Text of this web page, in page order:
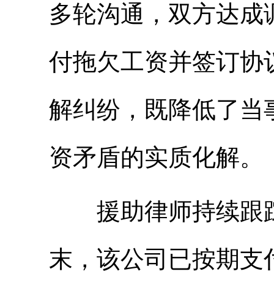
多轮沟通，双方达
付拖欠工资并签订协
解纠纷，既降低了当
资矛盾的实质化解。
援助律师持续跟
末，该公司已按期